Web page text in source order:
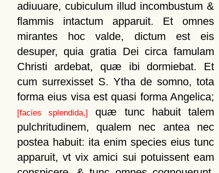
adiuuare, cubiculum illud incombustum &
flammis intactum apparuit. Et omnes
mirantes hoc valde, dictum est eis
desuper, quia gratia Dei circa famulam
Christi ardebat, quæ ibi dormiebat. Et
cum surrexisset S. Ytha de somno, tota
forma eius visa est quasi forma Angelica;
[facies splendida,]
quæ tunc habuit talem
pulchritudinem, qualem nec antea nec
postea habuit: ita enim species eius tunc
apparuit, vt vix amici sui potuissent eam